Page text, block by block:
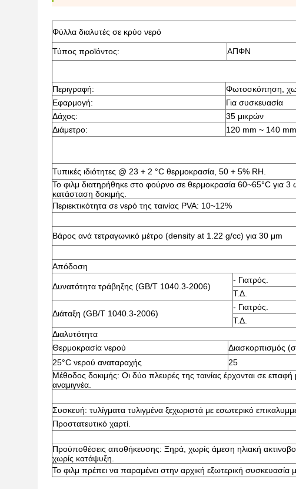
Φύλλα διαλυτές σε κρύο νερό
Τύπος προϊόντος: ΑΠΦΝ
Περιγραφή:
Φωτοσκόπηση,
Εφαρμογή:
Για συσκευασία
Δάχος:
35 μικρών
Διάμετρο:
120 mm ~ 140 mm
Τυπικές ιδιότητες @ 23 + 2 °C θερμοκρασία, 50 + 5% RH.
Το φιλμ διατηρήθηκε στο φούρνο σε θερμοκρασία 60~65°C για 3
κατάσταση δοκιμής.
Περιεκτικότητα σε νερό της ταινίας PVA: 10~12%
Βάρος ανά τετραγωνικό μέτρο (density at 1.22 g/cc) για 30 μm
Απόδοση
Δυνατότητα τράβηξης (GB/T 1040.3-2006)
- Γιατρός.
Τ.Δ.
Διάταξη (GB/T 1040.3-2006)
- Γιατρός.
Τ.Δ.
Διαλυτότητα
Θερμοκρασία νερού
Διασκορπισμός
25°C νερού αναταραχής
25
Μέθοδος δοκιμής: Οι δύο πλευρές της ταινίας έρχονται σε επαφή
αναμιγνέα.
Συσκευή: τυλίγματα τυλιγμένα ξεχωριστά με εσωτερικό
Προστατευτικό χαρτί.
Προϋποθέσεις αποθήκευσης: Ξηρά, χωρίς άμεση ηλιακή
χωρίς κατάψυξη.
Το φιλμ πρέπει να παραμένει στην αρχική εξωτερική συσκευασία